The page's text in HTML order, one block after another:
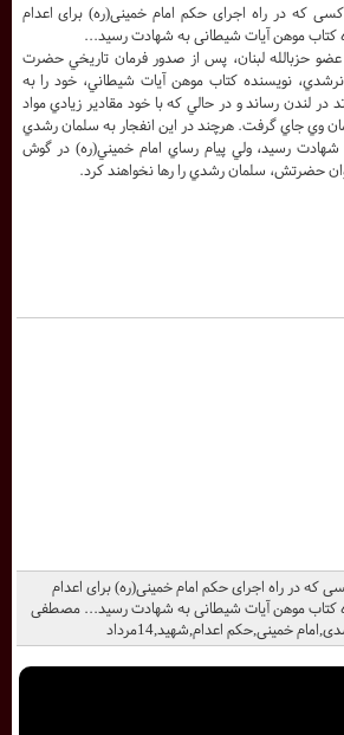
که در راه اجرای حکم امام خمینی(ره) برای اعدام
کتاب موهن آیات شیطانی به شهادت رسید... مصطفی
خمینی,حکم اعدام,شهید,14مرداد
کسی که در راه اجرای حکم امام خمینی(ره) برای اعدام
کتاب موهن آیات شیطانی به شهادت رسید...
حزب‏الله ‏لبنان، پس از صدور فرمان تاريخي حضرت
نويسنده کتاب موهن آيات شيطاني، خود را به
لندن رساند و در حالي که با خود مقادير زيادي مواد
وي جاي گرفت. هرچند در اين انفجار به سلمان رشدي
رسيد، ولي پيام رساي امام خميني(ره) در گوش
حضرتش، سلمان رشدي را رها نخواهند کرد.